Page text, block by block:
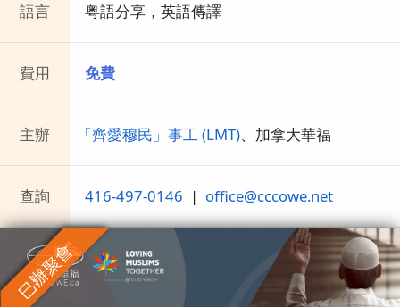
語言 粤語分享，英語傳譯
費用 免費
主辦 「齊愛穆民」事工 (LMT)、 加拿大華福
查詢 416-497-0146 | office@cccowe.net